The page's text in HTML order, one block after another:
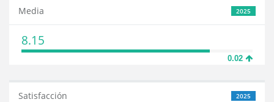
2025
Media
8.15
0.02
2025
Satisfacción